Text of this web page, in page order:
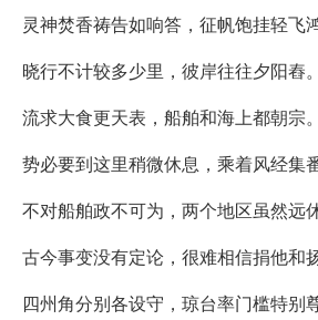
灵神焚香祷告如响答，征帆饱挂轻飞鸿
晓行不计较多少里，彼岸往往夕阳舂。
流求大食更天表，船舶和海上都朝宗。
势必要到这里稍微休息，乘着风经集
不对船舶政不可为，两个地区虽然远
古今事变没有定论，很难相信捐他和扬
四州角分别各设守，琼台率门槛特别尊